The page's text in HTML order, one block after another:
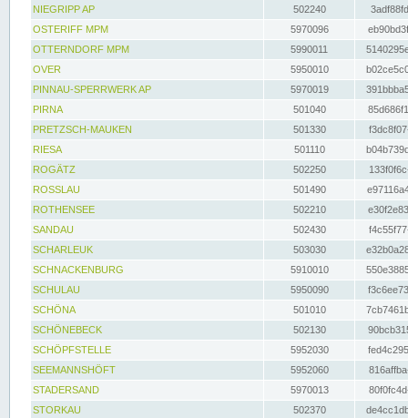
NIEGRIPP AP
502240
OSTERIFF MPM
5970096
OTTERNDORF MPM
5990011
OVER
5950010
PINNAU-SPERRWERK AP
5970019
PIRNA
501040
PRETZSCH-MAUKEN
501330
RIESA
501110
ROGÄTZ
502250
ROSSLAU
501490
ROTHENSEE
502210
SANDAU
502430
SCHARLEUK
503030
SCHNACKENBURG
5910010
SCHULAU
5950090
SCHÖNA
501010
SCHÖNEBECK
502130
SCHÖPFSTELLE
5952030
SEEMANNSHÖFT
5952060
STADERSAND
5970013
STORKAU
502370